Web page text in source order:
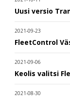
Uusi versio
2021-09-23
FleetControl
2021-09-06
Keolis valitsi
2021-08-30